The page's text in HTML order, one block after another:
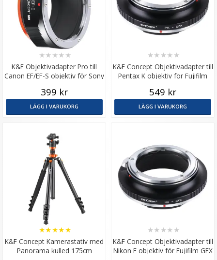
K&F Objektivadapter Pro till
Canon EF/EF-S objektiv för Sony
★★ ★★ ★
399 kr
LÄGG I VARUKORG
K&F Concept Objektivadapter till
Pentax K objektiv för Fujifilm
★★ ★★ ★
549 kr
LÄGG I VARUKORG
K&F Concept Kamerastativ med
Panorama kulled 175cm
★★★★★
K&F Concept Objektivadapter till
Nikon F objektiv för Fujifilm GFX
★★ ★★ ★